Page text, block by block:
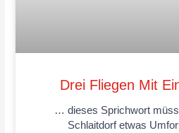
Drei Fliegen Mit
… dieses Sprichwort
Schlaitdorf etwas